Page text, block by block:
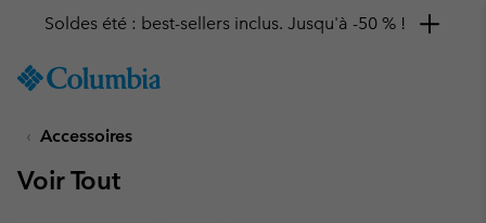
TO
SKIP
MAIN
Remise de 10 % à saisir
Accessoires
Voir Tout